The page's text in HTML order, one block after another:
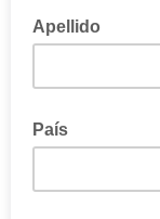
Apellido
País